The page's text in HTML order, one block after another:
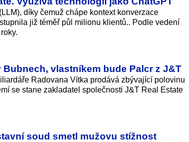
díky čemuž chápe kontext konverzace
již téměř půl milionu klientů.. Podle vedení
vlastníkem bude Palcr z J&T
Radovana Vítka prodává zbývající polovinu
se stane zakladatel společnosti J&T Real Estate
soud smetl mužovu stížnost